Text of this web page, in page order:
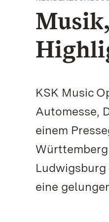
KSK Music
Automesse,
einem
eine